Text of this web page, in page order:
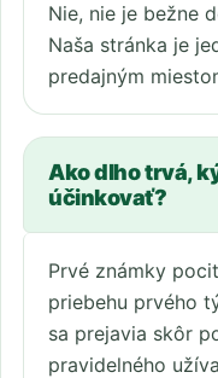
Nie, nie je bežne
Naša stránka je
predajným
Ako dlho trvá,
účinkovať?
Prvé známky
priebehu prvého
sa prejavia skôr
pravidelného